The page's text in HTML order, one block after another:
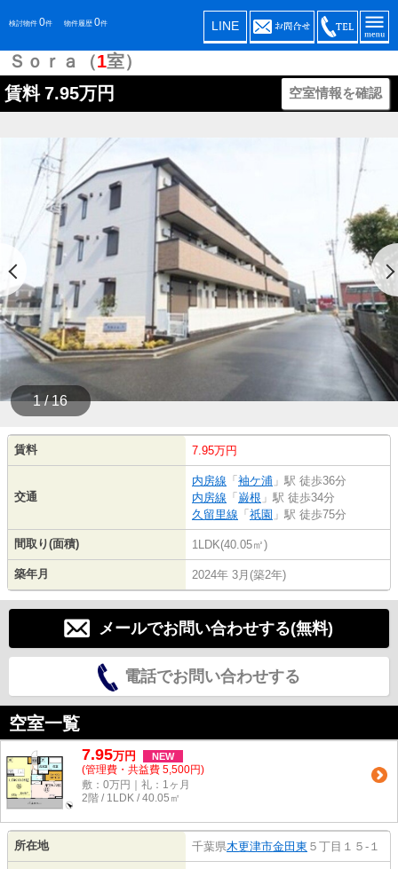
検討物件 0件 物件履歴 0件 LINE
Ｓｏｒａ（1室）
賃料 7.95万円 空室情報を確認
1 / 16
賃料 7.95万円
交通
内房線 「 袖ケ浦 」駅 徒歩36分
内房線 「 巌根 」駅 徒歩34分
久留里線 「 祇園 」駅 徒歩75分
間取り(面積) 1LDK(40.05㎡)
築年月 2024年 3月(築2年)
メールでお問い合わせする(無料)
電話でお問い合わせする
空室一覧
7.95万円 NEW
(管理費・共益費 5,500円)
敷：0万円｜礼：1ヶ月
2階 / 1LDK / 40.05㎡
所在地 千葉県木更津市金田東 ５丁目１５-１